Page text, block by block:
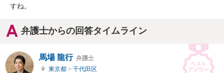
すね。
弁護士からの回答タイムライン
馬場 龍行 弁護士
東京都 > 千代田区